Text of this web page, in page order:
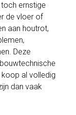
ernstige
de vloer of
aan houtrot,
Deze
koop al volledig
dan vaak